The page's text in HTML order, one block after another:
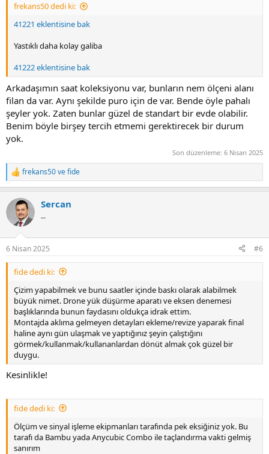
frekans50 dedi ki:
41221 eklentisine bak
Yastıklı daha kolay galiba
41222 eklentisine bak
Arkadaşımın saat koleksiyonu var, bunların nem ölçeni alanı
filan da var. Aynı şekilde puro için de var. Bende öyle pahalı
şeyler yok. Zaten bunlar güzel de standart bir evde olabilir.
Benim böyle birşey tercih etmemi gerektirecek bir durum
yok.
Son düzenleme: 6 Nisan 2025
R
e
c
i
s
:
frekans50vefide
Sercan
--
6 Nisan 2025 #6
fide dedi ki:
Çizim yapabilmek ve bunu saatler içinde baskı olarak alabilmek
büyük nimet. Drone yük düşürme aparatı ve eksen denemesi
başlıklarında bunun faydasını oldukça idrak ettim.
Montajda aklıma gelmeyen detayları ekleme/revize yaparak final
haline aynı gün ulaşmak ve yaptığınız şeyin çalıştığını
görmek/kullanmak/kullananlardan dönüt almak çok güzel bir
duygu.
Kesinlikle!
fide dedi ki:
Ölçüm ve sinyal işleme ekipmanları tarafında pek eksiğiniz yok. Bu
tarafı da Bambu yada Anycubic Combo ile taçlandırma vakti gelmiş
sanırım